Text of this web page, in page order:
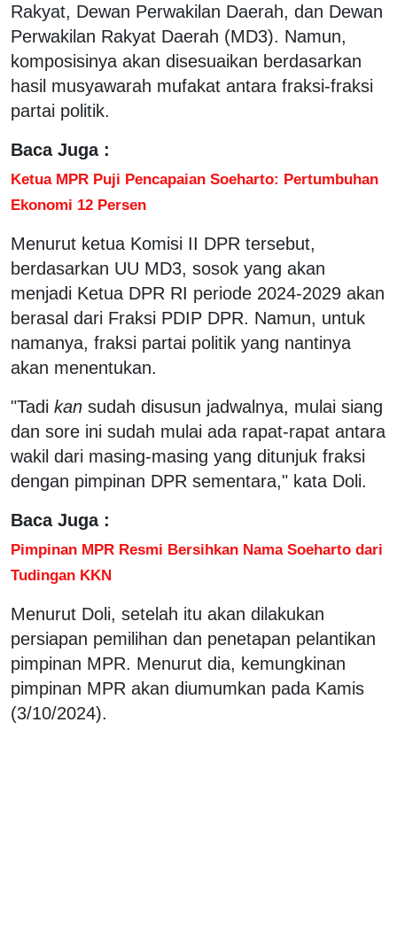
Rakyat, Dewan Perwakilan Daerah, dan Dewan
Perwakilan Rakyat Daerah (MD3). Namun,
komposisinya akan disesuaikan berdasarkan
hasil musyawarah mufakat antara fraksi-fraksi
partai politik.
Baca Juga :
Ketua MPR Puji Pencapaian Soeharto: Pertumbuhan
Ekonomi 12 Persen
Menurut ketua Komisi II DPR tersebut,
berdasarkan UU MD3, sosok yang akan
menjadi Ketua DPR RI periode 2024-2029 akan
berasal dari Fraksi PDIP DPR. Namun, untuk
namanya, fraksi partai politik yang nantinya
akan menentukan.
"Tadi kan sudah disusun jadwalnya, mulai siang
dan sore ini sudah mulai ada rapat-rapat antara
wakil dari masing-masing yang ditunjuk fraksi
dengan pimpinan DPR sementara," kata Doli.
Baca Juga :
Pimpinan MPR Resmi Bersihkan Nama Soeharto dari
Tudingan KKN
Menurut Doli, setelah itu akan dilakukan
persiapan pemilihan dan penetapan pelantikan
pimpinan MPR. Menurut dia, kemungkinan
pimpinan MPR akan diumumkan pada Kamis
(3/10/2024).